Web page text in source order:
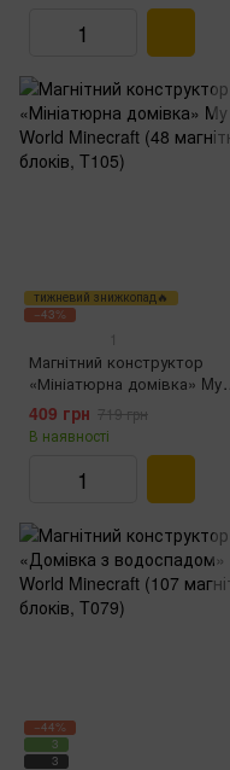
тижневий знижкопад🔥
−43%
1
Магнітний конструктор
«Мініатюрна домівка» My
World Minecraft (48 магнітних
блоків, T105)
409 грн 719 грн
В наявності
−44%
3
3